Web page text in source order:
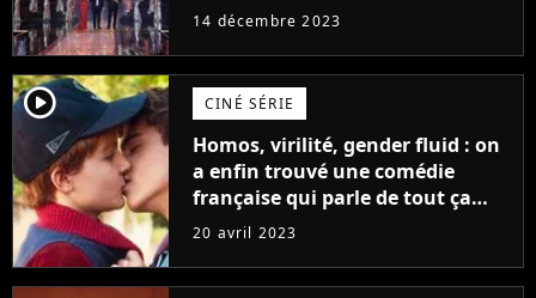
14 décembre 2023
player2 CINÉ SÉRIE
Homos, virilité, gender fluid : on
a enfin trouvé une comédie
française qui parle de tout ça
sans être super ringarde
20 avril 2023